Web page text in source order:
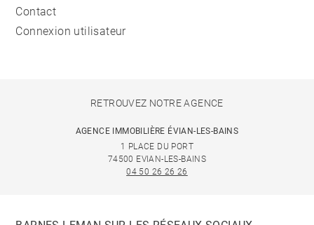
Contact
Connexion utilisateur
RETROUVEZ NOTRE AGENCE
AGENCE IMMOBILIÈRE ÉVIAN-LES-BAINS
1 PLACE DU PORT
74500 EVIAN-LES-BAINS
04 50 26 26 26